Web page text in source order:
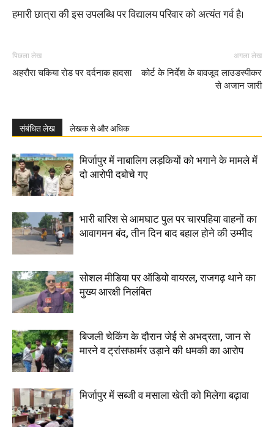
हमारी छात्रा की इस उपलब्धि पर विद्यालय परिवार को अत्यंत गर्व है।
पिछला लेख
अहरौरा चकिया रोड पर दर्दनाक हादसा
अगला लेख
कोर्ट के निर्देश के बावजूद लाउडस्पीकर
से अजान जारी
संबंधित लेख लेखक से और अधिक
मिर्जापुर में नाबालिग लड़कियों को भगाने के मामले में
दो आरोपी दबोचे गए
भारी बारिश से आमघाट पुल पर चारपहिया वाहनों का
आवागमन बंद, तीन दिन बाद बहाल होने की उम्मीद
सोशल मीडिया पर ऑडियो वायरल, राजगढ़ थाने का
मुख्य आरक्षी निलंबित
बिजली चेकिंग के दौरान जेई से अभद्रता, जान से
मारने व ट्रांसफार्मर उड़ाने की धमकी का आरोप
मिर्जापुर में सब्जी व मसाला खेती को मिलेगा बढ़ावा